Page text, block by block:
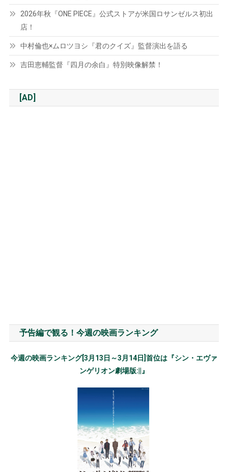
2026年秋『ONE PIECE』公式ストアが米国ロサンゼルス初出
店！
中村倫也×ムロツヨシ『君のクイズ』監督演出を語る
吉田恵輔監督『四月の余白』特別映像解禁！
[AD]
予告編で観る！今週の映画ランキング
今週の映画ランキング[3月13日～3月14日]首位は『シン・エヴァ
ンゲリオン劇場版:||』